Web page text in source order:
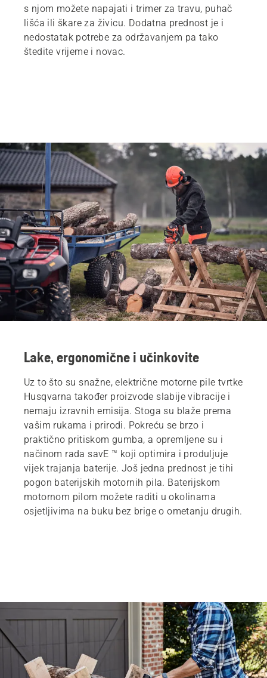
s njom možete napajati i trimer za travu, puhač
lišća ili škare za živicu. Dodatna prednost je i
nedostatak potrebe za održavanjem pa tako
štedite vrijeme i novac.
Lake, ergonomične i učinkovite
Uz to što su snažne, električne motorne pile tvrtke
Husqvarna također proizvode slabije vibracije i
nemaju izravnih emisija. Stoga su blaže prema
vašim rukama i prirodi. Pokreću se brzo i
praktično pritiskom gumba, a opremljene su i
načinom rada savE ™ koji optimira i produljuje
vijek trajanja baterije. Još jedna prednost je tihi
pogon baterijskih motornih pila. Baterijskom
motornom pilom možete raditi u okolinama
osjetljivima na buku bez brige o ometanju drugih.